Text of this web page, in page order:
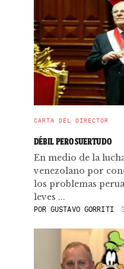
CARTA DEL DIRECTOR
DÉBIL PERO SUERTUDO
En medio de la
venezolano por
los problemas
leves ...
POR GUSTAVO GORRITI